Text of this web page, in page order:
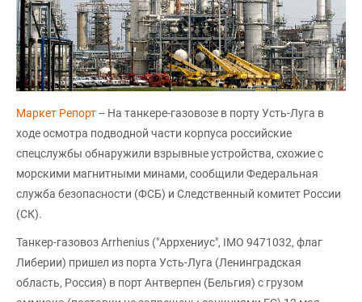
Маркет Репорт-- На танкере-газовозе в порту Усть-Луга в
ходе осмотра подводной части корпуса российские
спецслужбы обнаружили взрывные устройства, схожие с
морскими магнитными минами, сообщили Федеральная
служба безопасности (ФСБ) и Следственный комитет России
(СК).
Танкер-газовоз Arrhenius ("Аррхениус", IMO 9471032, флаг
Либерии) пришел из порта Усть-Луга (Ленинградская
область, Россия) в порт Антверпен (Бельгия) с грузом